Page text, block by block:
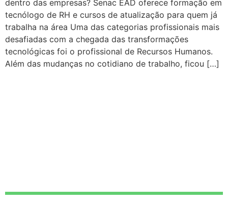
dentro das empresas? Senac EAD oferece formação em
tecnólogo de RH e cursos de atualização para quem já
trabalha na área Uma das categorias profissionais mais
desafiadas com a chegada das transformações
tecnológicas foi o profissional de Recursos Humanos.
Além das mudanças no cotidiano de trabalho, ficou […]